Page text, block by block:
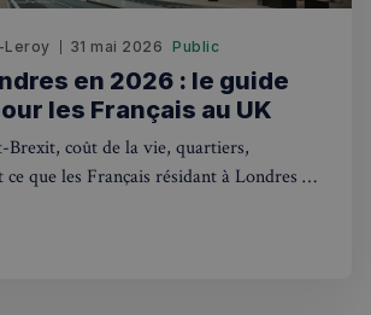
Leroy 31 mai 2026 Public
en 2026 : le guide
les Français au UK
Brexit, coût de la vie, quartiers,
que les Français résidant à Londres en